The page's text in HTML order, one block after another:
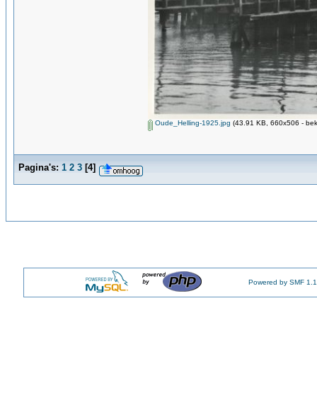
Oude_Helling-1925.jpg (43.91 KB, 660x506 -
Pagina's: 1 2 3 [4]
Powered by SMF